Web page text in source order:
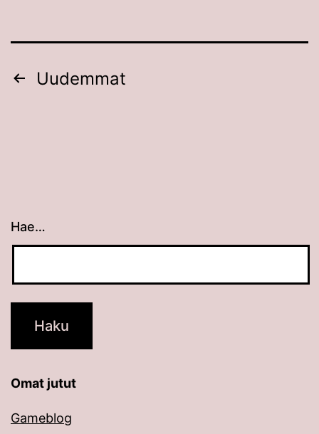
Artikkelien
Uudemmat
Hae…
Kun tuloksia tulee, voit selata niitä
Omat jutut
Gameblog